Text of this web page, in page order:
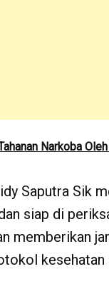
Narkoba
Saputra Sik
siap di
memberikan
kesehatan